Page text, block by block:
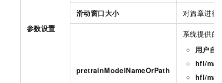
参数设置
滑动窗口大小 对篇章进行
pretrainModelNameOrPath
系统提供的
用户自
hfl/
hfl/